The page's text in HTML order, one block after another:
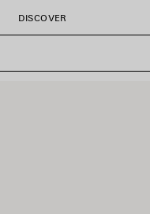
DISCOVER